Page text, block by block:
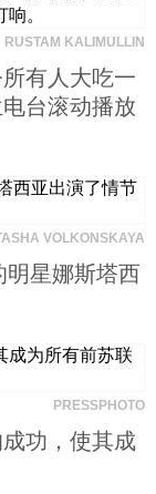
RUSTAM KALIMULLIN
有人大吃一
台滚动播放
VOLKONSKAYA
明星娜斯塔西
PRESSPHOTO
功，使其成